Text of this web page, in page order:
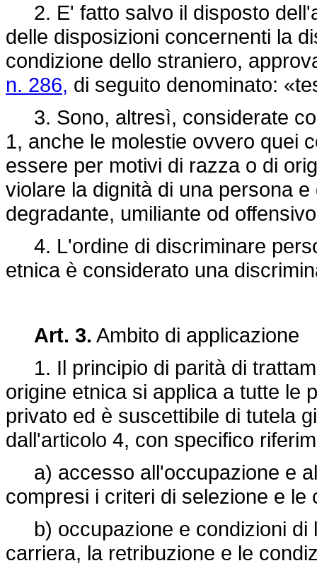
2. E' fatto salvo il disposto
delle disposizioni concernenti la
condizione dello straniero,
n. 286, di seguito denominato:
3. Sono, altresì, considerate
1, anche le molestie ovvero quei
essere per motivi di razza o di
violare la dignità di una persona
degradante, umiliante od
4. L'ordine di discriminare
etnica è considerato una
Art. 3. Ambito di applicazione
1. Il principio di parità di
origine etnica si applica a tutte le
privato ed è suscettibile di tutela
dall'articolo 4, con specifico
a) accesso all'occupazione e
compresi i criteri di selezione e le
b) occupazione e condizioni di
carriera, la retribuzione e le